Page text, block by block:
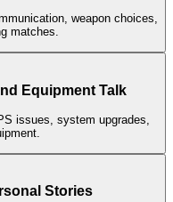
weapon choices,
matches.
Equipment Talk
issues, system upgrades,
Stories